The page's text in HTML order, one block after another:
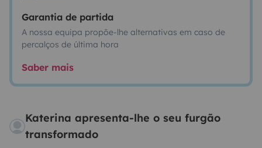
Garantia de partida
A nossa equipa propõe-lhe alternativas em caso de
percalços de última hora
Saber mais
Katerina apresenta-lhe o seu furgão
transformado